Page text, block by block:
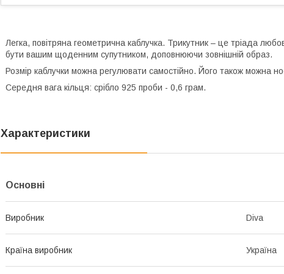
Легка, повітряна геометрична каблучка. Трикутник – це тріада
бути вашим щоденним супутником, доповнюючи зовнішній образ.
Розмір каблучки можна регулювати самостійно. Його також можна
Середня вага кільця: срібло 925 проби - 0,6 грам.
Характеристики
Основні
Виробник Diva
Країна виробник Україна